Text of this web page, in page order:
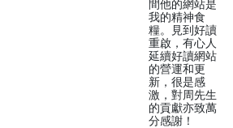
間他的網站是
我的精神食
糧。見到好讀
重啟，有心人
延續好讀網站
的營運和更
新，很是感
激，對周先生
的貢獻亦致萬
分感謝！